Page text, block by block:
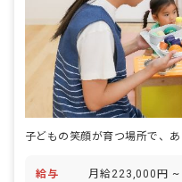
給与 月給223,000円 ~